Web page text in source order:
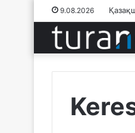
9.08.2026